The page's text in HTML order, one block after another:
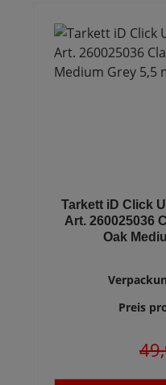
Tarkett iD Click
Art. 260025036
Oak
Preis